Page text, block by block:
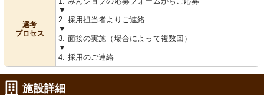
ゆとりのスペースで日々の清掃も簡単
にでき、整備が行き届いています。
安全に配慮された手すり付きトイレ、
清潔感のある空間です。
選考
プロセス
▼
2. 採用担当者よりご連絡
▼
3. 面接の実施（場合によって複数回）
▼
4. 採用のご連絡
施設詳細